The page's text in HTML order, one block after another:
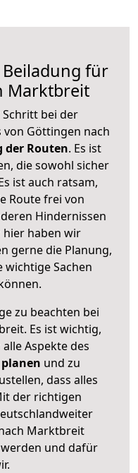
für
Marktbreit
bei der
Göttingen nach
Routen. Es ist
die sowohl sicher
ist auch ratsam,
Route frei von
Hindernissen
hier haben wir
gerne die Planung,
wichtige Sachen
zu beachten bei
Es ist wichtig,
Aspekte des
planen und zu
dass alles
der richtigen
Marktbreit
und dafür